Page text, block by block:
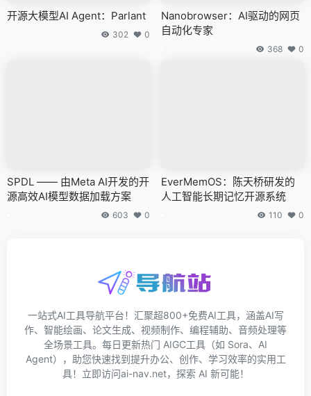
开源大模型AI Agent：Parlant
302 0
Nanobrowser：AI驱动的网页
自动化专家
368 0
SPDL —— 由Meta AI开发的开
源高效AI模型数据加载方案
603 0
EverMemOS：陈天桥研发的
人工智能长期记忆开源系统
110 0
一站式AI工具导航平台！汇聚超800+免费AI工具，涵盖AI写
作、智能绘画、论文生成、视频制作、编程辅助、音频处理等
全场景工具。每日更新热门 AIGC工具（如 Sora、AI
Agent），助您快速找到提升办公、创作、学习效率的实用工
具！立即访问ai-nav.net，探索 AI 新可能！